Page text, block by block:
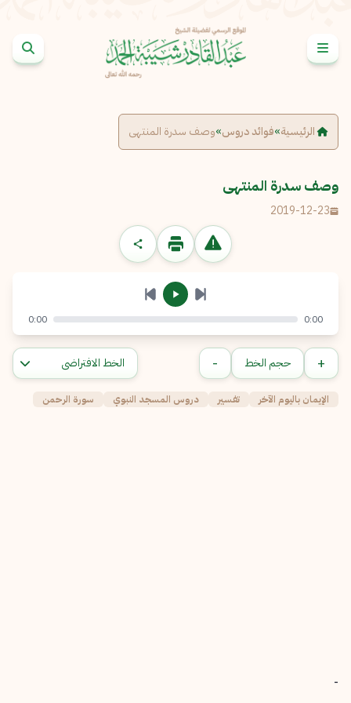
الرئيسية»فوائد دروس»وصف سدرة المنتهى
وصف سدرة المنتهى
2019-12-23
الإبلاغ عن مشكلة
الرسالة
إرسال إلغاء
0:00
0:00
+ حجم الخط -
الإيمان باليوم الآخر تفسير دروس المسجد النبوي سورة الرحمن
-